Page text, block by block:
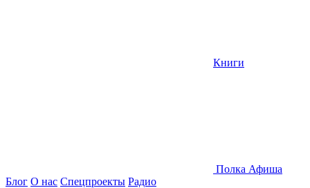
Книги
Полка Афиша
Блог О нас Спецпроекты Радио